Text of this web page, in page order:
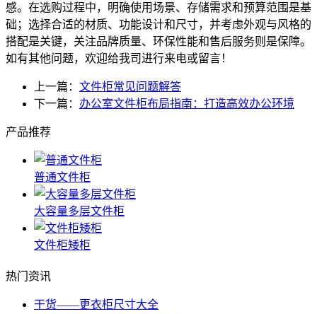
感。在选购过程中，明确使用场景、存储需求和预算范围是基
础；选择合适的材质、功能设计和尺寸，并考虑外观与风格的
搭配是关键，关注品牌质量、环保性能和售后服务则是保障。
如有其他问题，欢迎给我司进行来电或留言！
上一篇： 文件柜常见问题解答
下一篇： 办公室文件柜布局指南：打造高效办公环境
产品推荐
普通文件柜
大容量多层文件柜
文件柜矮柜
热门资讯
干货——更衣柜尺寸大全